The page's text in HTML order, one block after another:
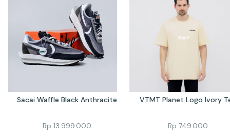
Sacai Waffle Black Anthracite
Rp 13.999.000
VTMT Planet Logo Ivory
Rp 749.000